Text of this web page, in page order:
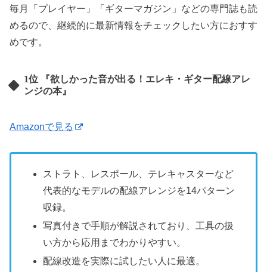
毎月「プレイヤー」「ギターマガジン」などの専門誌も読
めるので、継続的に最新情報をチェックしたい方におすす
めです。
1位 『欲しかった音が出る！エレキ・ギター配線アレ
ンジの本』
Amazonで見る
ストラト、レスポール、テレキャスターなど
代表的なモデルの配線アレンジを14パターン
収録。
写真付きで手順が解説されており、工具の扱
い方から応用までわかりやすい。
配線改造を実際に試したい人に最適。